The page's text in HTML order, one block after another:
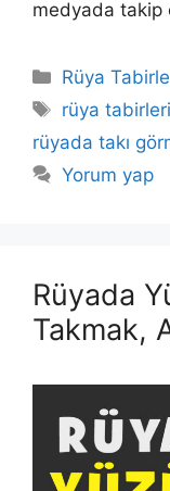
medyada takip
Kategoriler
Rüya
Etiketler
rüya tabirleri
rüyada takı
Yorum yap
Rüyada
Takmak,